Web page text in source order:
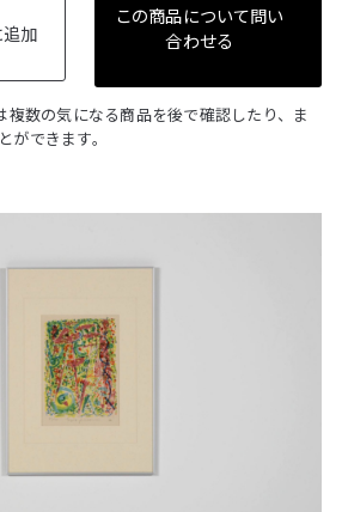
加
この商品について問い
合わせる
数の気になる商品を後で確認したり、ま
ができます。